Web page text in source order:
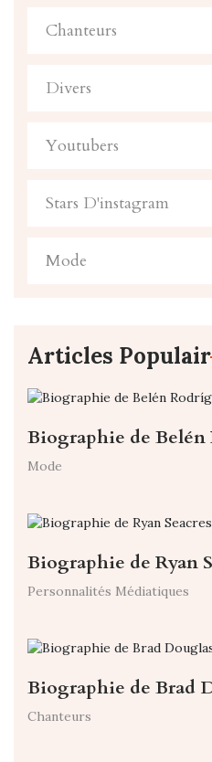
Chanteurs
Divers
Youtubers
Stars D'instagram
Mode
Articles
Biographie de Belén
Mode
Biographie de Ryan
Personnalités Médiatiques
Biographie de Brad
Chanteurs